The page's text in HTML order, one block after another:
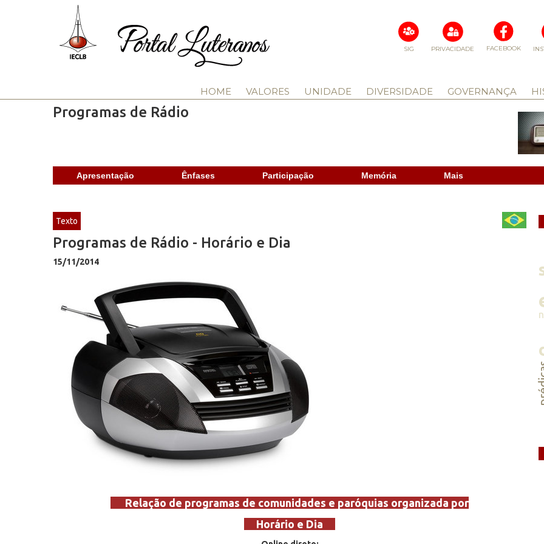
FACEBOOK
PRIVACIDADE
SIG
HOME VALORES UNIDADE DIVERSIDADE GOVERNANÇA
Programas de Rádio
Apresentação Ênfases Participação Memória Mais
Texto
Programas de Rádio - Horário e Dia
15/11/2014
Relação de programas de comunidades e paróquias organizada por
Horário e Dia